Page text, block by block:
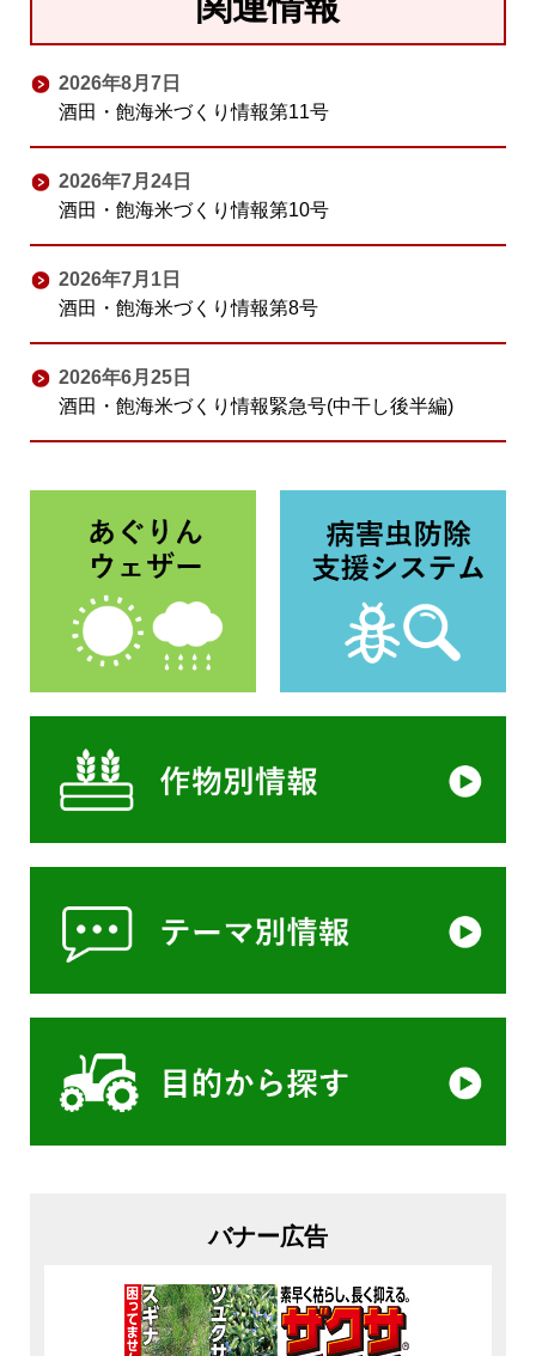
2026年8月7日
酒田・飽海米づくり情報第11号
2026年7月24日
酒田・飽海米づくり情報第10号
2026年7月1日
酒田・飽海米づくり情報第8号
2026年6月25日
酒田・飽海米づくり情報緊急号(中干し後半編)
バナー広告